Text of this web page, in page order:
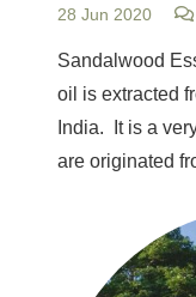
28 Jun 2020
Sandalwood
oil is extracted
India. It is a
are originated